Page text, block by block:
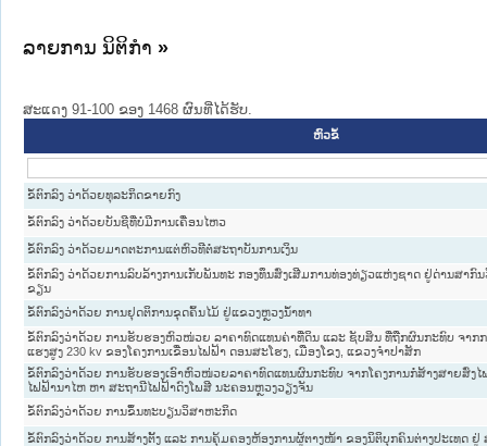
ລາຍການ ນິຕິກໍາ »
ສະແດງ 91-100 ຂອງ 1468 ຜົນທີ່ໄດ້ຮັບ.
ຫົວຂໍ້
ຂໍ້ຕົກລົງ ວ່າດ້ວຍທຸລະກິດຂາຍກົງ
ຂໍ້ຕົກລົງ ວ່າດ້ວຍບັນຊີທີ່ບໍ່ມີການເຄື່ອນໄຫວ
ຂໍ້ຕົກລົງ ວ່າດ້ວຍມາດຕະການແຕ່ຫົວທີຕໍ່ສະຖາບັນການເງິນ
ຂໍ້ຕົກລົງ ວ່າດ້ວຍການລົບລ້າງການເກັບພັນທະ ກອງທຶນສົ່ງເສີມການທ່ອງທ່ຽວແຫ່ງຊາດ ຢູ່ດ່ານສາກົ
ຂຽນ
ຂໍ້ຕົກລົງວ່າດ້ວຍ ການຢຸດຕິການຂຸດຄົ້ນໄມ້ ຢູ່ແຂວງຫຼວງນໍ້າທາ
ຂໍ້ຕົກລົງວ່າດ້ວຍ ການຮັບຮອງຫົວໜ່ວຍ ລາຄາທົດແທນຄ່າທີ່ດິນ ແລະ ຊັບສິນ ທີ່ຖືກຜົນກະທົບ ຈາກ
ແຮງສູງ 230 kv ຂອງໂຄງການເຂື່ອນໄຟຟ້າ ດອນສະໂຮງ, ເມືອງໂຂງ, ແຂວງຈຳປາສັກ
ຂໍ້ຕົກລົງວ່າດ້ວຍ ການຮັບຮອງເອົາຫົວໜ່ວຍລາຄາທົດແທນຜົນກະທົບ ຈາກໂຄງການກໍ່ສ້າງສາຍສົ່ງໄ
ໄຟຟ້ານາໄຫ ຫາ ສະຖານີໄຟຟ້າດົງໂພສີ ນະຄອນຫຼວງວຽງຈັນ
ຂໍ້ຕົກລົງວ່າດ້ວຍ ການຂຶ້ນທະບຽນວິສາຫະກິດ
ຂໍ້ຕົກລົງວ່າດ້ວຍ ການສ້າງຕັ້ງ ແລະ ການຄຸ້ມຄອງຫ້ອງການຜູ້ຕາງໜ້າ ຂອງນິຕິບຸກຄົນຕ່າງປະເທດ ຢູ່